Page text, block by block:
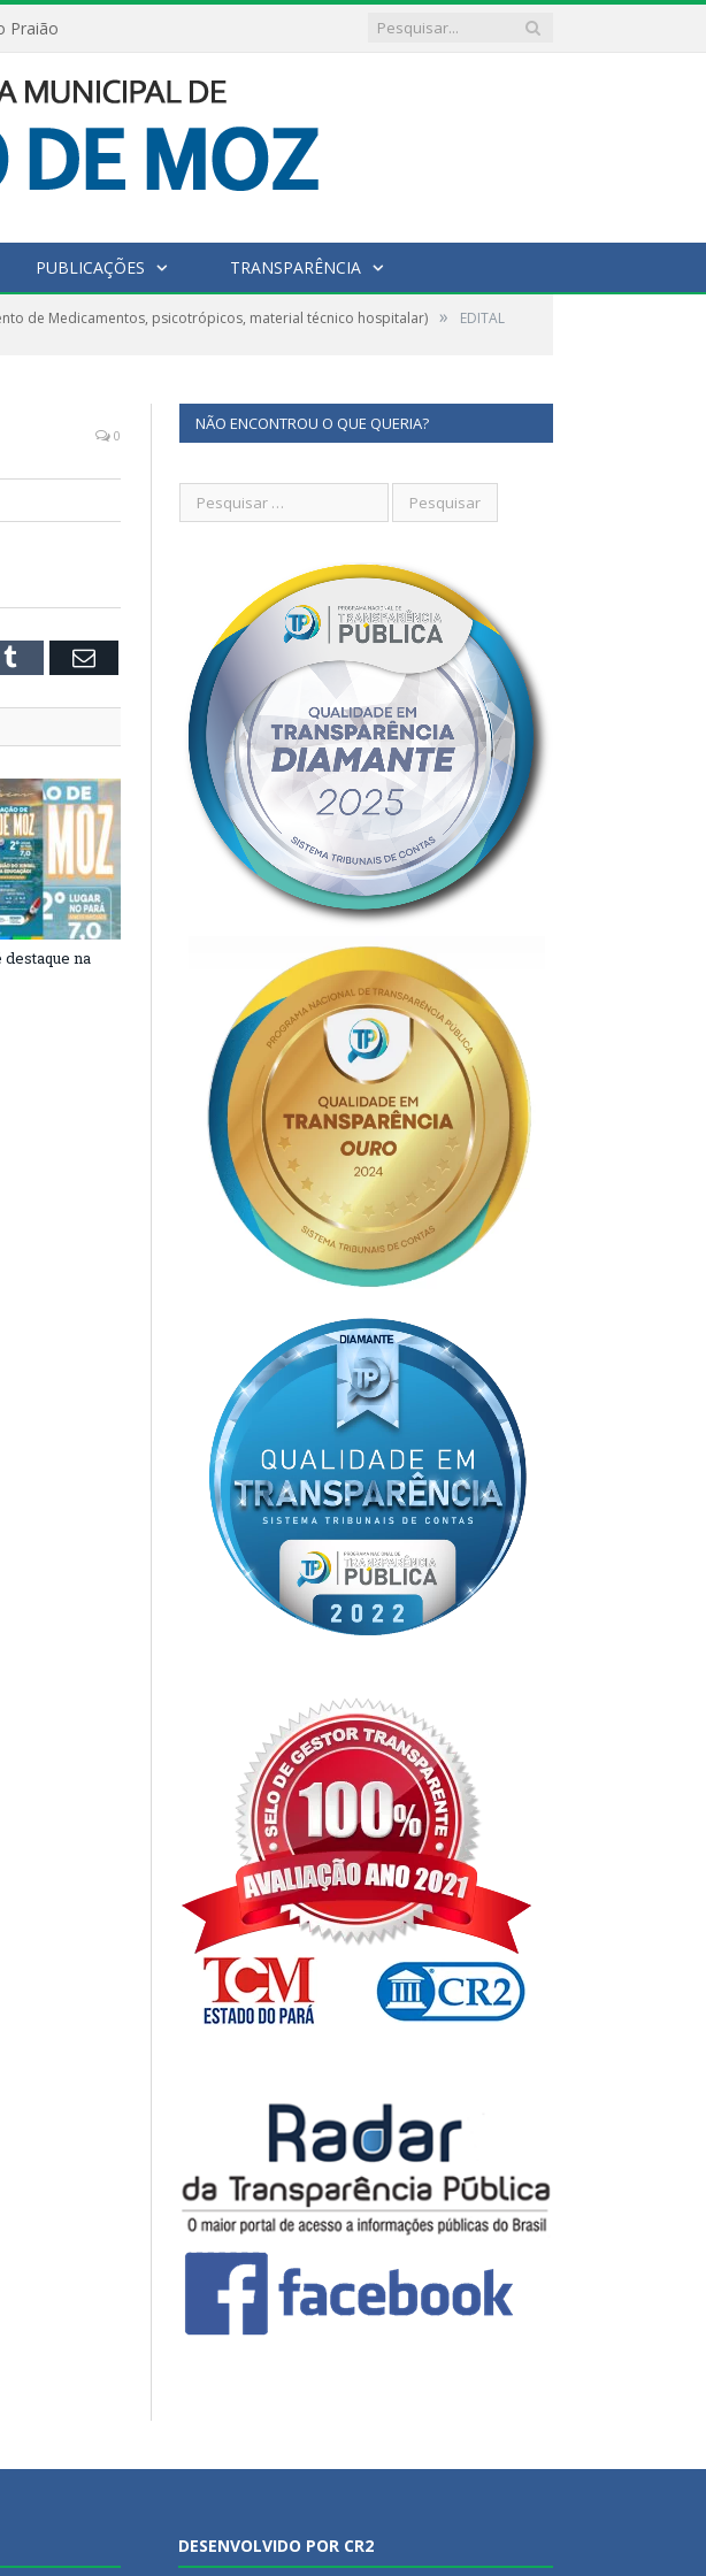
Praião
PUBLICAÇÕES TRANSPARÊNCIA
de Medicamentos, psicotrópicos, material técnico hospitalar) » EDITAL
0
Tumblr Email
na
NÃO ENCONTROU O QUE QUERIA?
DESENVOLVIDO POR CR2